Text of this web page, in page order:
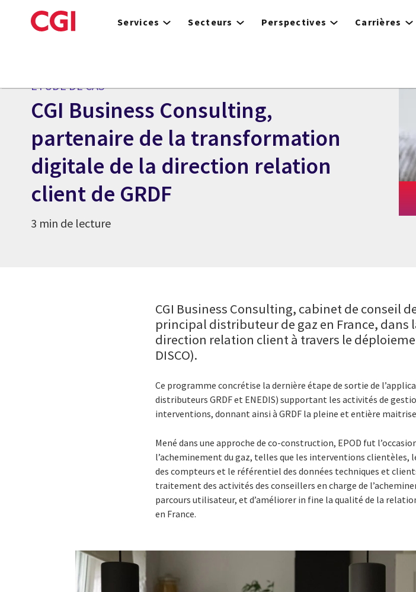
to
Services Secteurs Perspectives Carrières
ÉTUDE DE CAS
CGI Business Consulting,
partenaire de la transformation
digitale de la direction relation
client de GRDF
3 min de lecture
CGI Business Consulting, cabinet de conseil
principal distributeur de gaz en France,
direction relation client à travers le
DISCO).
Ce programme concrétise la dernière étape de sortie de
distributeurs GRDF et ENEDIS) supportant les activités de
interventions, donnant ainsi à GRDF la pleine et entière
Mené dans une approche de co-construction, EPOD fut
l’acheminement du gaz, telles que les interventions clientèles,
des compteurs et le référentiel des données techniques et
traitement des activités des conseillers en charge de
parcours utilisateur, et d’améliorer in fine la qualité de la
en France.